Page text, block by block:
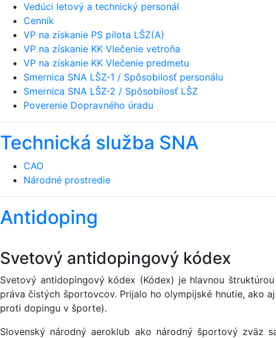
Vedúci letový a technický personál
Cenník
VP na získanie PS pilota LŠZ(A)
VP na získanie KK Vlečenie vetroňa
VP na získanie KK Vlečenie predmetu
Smernica SNA LŠZ-1 / Spôsobilosť personálu
Smernica SNA LŠZ-2 / Spôsobilosť LŠZ
Poverenie Dopravného úradu
Technická služba SNA
CAO
Národné prostredie
Antidoping
Svetový antidopingový kódex
Svetový antidopingový kódex (Kódex) je hlavnou
práva čistých športovcov. Prijalo ho olympijské hnutie, ako
proti dopingu v športe).
Slovenský národný aeroklub ako národný športový zväz